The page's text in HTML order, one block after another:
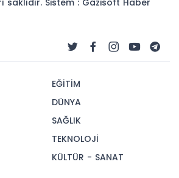
saklıdır. Sistem : Gazisoft Haber
EĞİTİM
DÜNYA
SAĞLIK
TEKNOLOJİ
KÜLTÜR - SANAT